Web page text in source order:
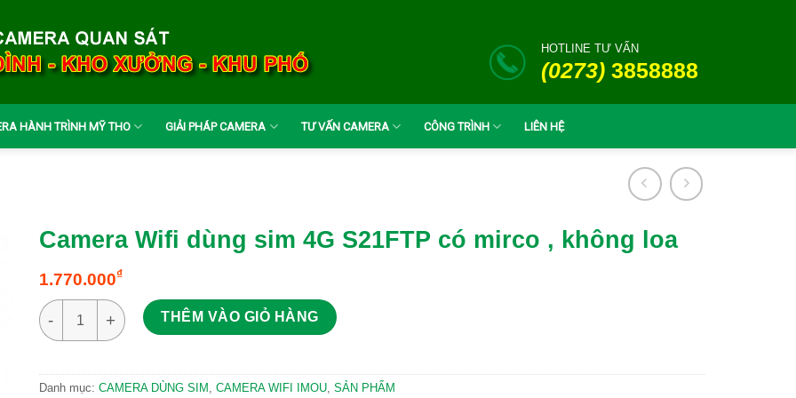
HOTLINE TƯ VẤN
(0273) 3858888
HÀNH TRÌNH MỸ THO GIẢI PHÁP CAMERA TƯ VẤN CAMERA CÔNG TRÌNH LIÊN HỆ
Camera Wifi dùng sim 4G S21FTP có mirco , không loa
1.770.000₫
Camera Wifi dùng sim 4G S21FTP có mirco , không loa số lượng
THÊM VÀO GIỎ HÀNG
Danh mục: CAMERA DÙNG SIM , CAMERA WIFI IMOU, SẢN PHẨM